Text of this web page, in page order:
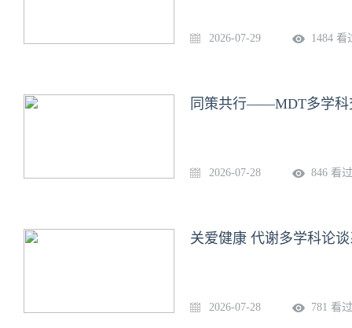
2026-07-29 1484 看
同策共行——MDT多学科
2026-07-28 846 看过
关爱健康 代谢多学科论
2026-07-28 781 看过